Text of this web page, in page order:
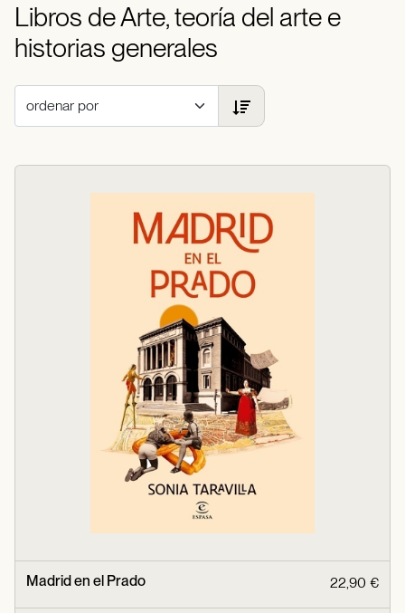
Libros de Arte, teoría del arte e
historias generales
Madrid en el Prado 22,90 €